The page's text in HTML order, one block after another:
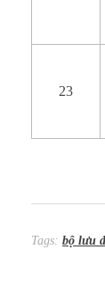
23
Tags: bộ lưu